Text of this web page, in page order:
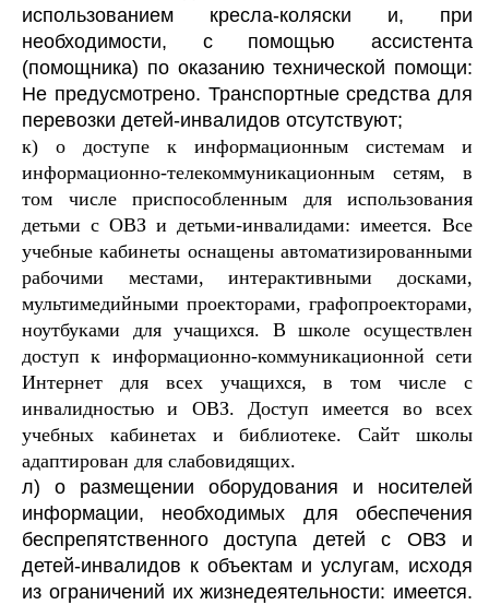
использованием кресла-коляски и, при
необходимости, с помощью ассистента
(помощника) по оказанию технической помощи:
Не предусмотрено. Транспортные средства для
перевозки детей-инвалидов отсутствуют;
к) о доступе к информационным системам и
информационно-телекоммуникационным сетям, в
том числе приспособленным для использования
детьми с ОВЗ и детьми-инвалидами: имеется. Все
учебные кабинеты оснащены автоматизированными
рабочими местами, интерактивными досками,
мультимедийными проекторами, графопроекторами,
ноутбуками для учащихся. В школе осуществлен
доступ к информационно-коммуникационной сети
Интернет для всех учащихся, в том числе с
инвалидностью и ОВЗ. Доступ имеется во всех
учебных кабинетах и библиотеке. Сайт школы
адаптирован для слабовидящих.
л) о размещении оборудования и носителей
информации, необходимых для обеспечения
беспрепятственного доступа детей с ОВЗ и
детей-инвалидов к объектам и услугам, исходя
из ограничений их жизнедеятельности: имеется.